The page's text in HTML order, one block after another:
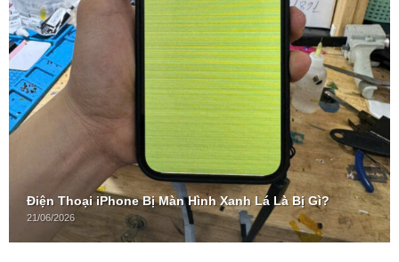
Điện Thoại iPhone Bị Màn Hình Xanh Lá Là Bị Gì?
21/06/2026